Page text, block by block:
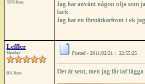
7879 Posts
Jag har använt någon olja som
lack.
Jag har en förstärkarfront i ek
Leffler
Member
601 Posts
Posted - 2011/02/21 : 22:55:25
Det är sent, men jag får iaf